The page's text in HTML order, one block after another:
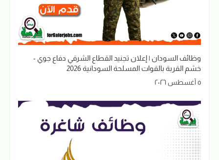
وظائف السودان | إعلان تجنيد القطاع الشرقي دفاع جوي -
خشم القربة بالقوات المسلحة السودانية 2026
٥ أغسطس ٢٠٢٦